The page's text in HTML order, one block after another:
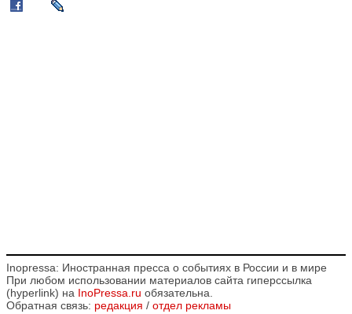
Inopressa: Иностранная пресса о событиях в России и в мире
При любом использовании материалов сайта гиперссылка
(hyperlink) на InoPressa.ru обязательна.
Обратная связь: редакция / отдел рекламы